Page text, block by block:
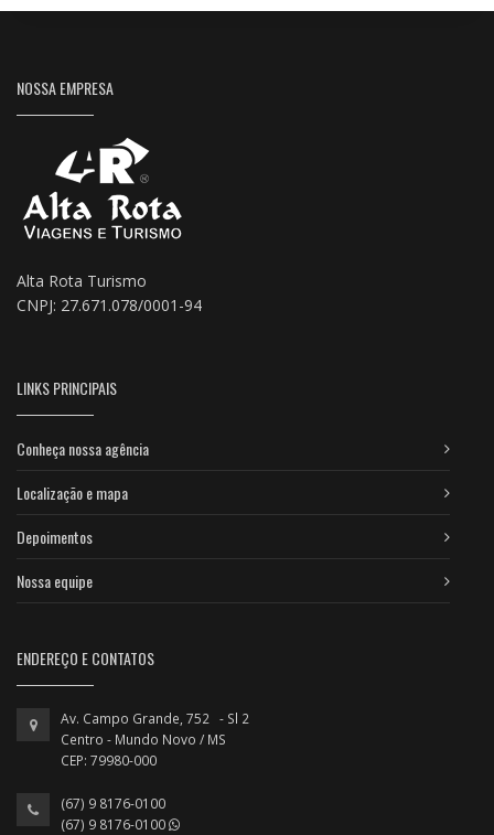
NOSSA EMPRESA
Alta Rota Turismo
CNPJ: 27.671.078/0001-94
LINKS PRINCIPAIS
Conheça nossa agência
Localização e mapa
Depoimentos
Nossa equipe
ENDEREÇO E CONTATOS
Av. Campo Grande, 752 - Sl 2
Centro - Mundo Novo / MS
CEP: 79980-000
(67) 9 8176-0100
(67) 9 8176-0100